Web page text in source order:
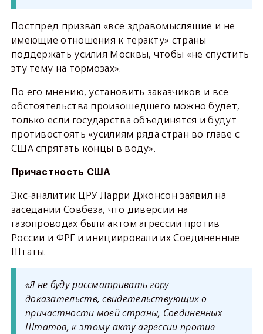
Постпред призвал «все здравомыслящие и не
имеющие отношения к теракту» страны
поддержать усилия Москвы, чтобы «не спустить
эту тему на тормозах».
По его мнению, установить заказчиков и все
обстоятельства произошедшего можно будет,
только если государства объединятся и будут
противостоять «усилиям ряда стран во главе с
США спрятать концы в воду».
Причастность США
Экс-аналитик ЦРУ Ларри Джонсон заявил на
заседании Совбеза, что диверсии на
газопроводах были актом агрессии против
России и ФРГ и инициировали их Соединенные
Штаты.
«Я не буду рассматривать гору
доказательств, свидетельствующих о
причастности моей страны, Соединенных
Штатов, к этому акту агрессии против